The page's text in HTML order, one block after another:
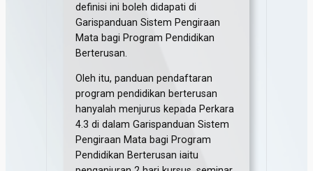
definisi ini boleh didapati di
Garispanduan Sistem Pengiraan
Mata bagi Program Pendidikan
Berterusan.
Oleh itu, panduan pendaftaran
program pendidikan berterusan
hanyalah menjurus kepada Perkara
4.3 di dalam Garispanduan Sistem
Pengiraan Mata bagi Program
Pendidikan Berterusan iaitu